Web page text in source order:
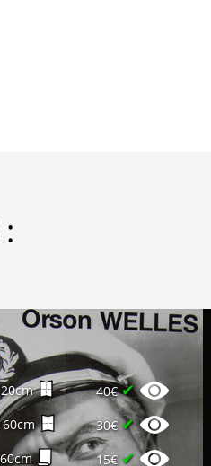
40€✔
30€✔
15€ ✔